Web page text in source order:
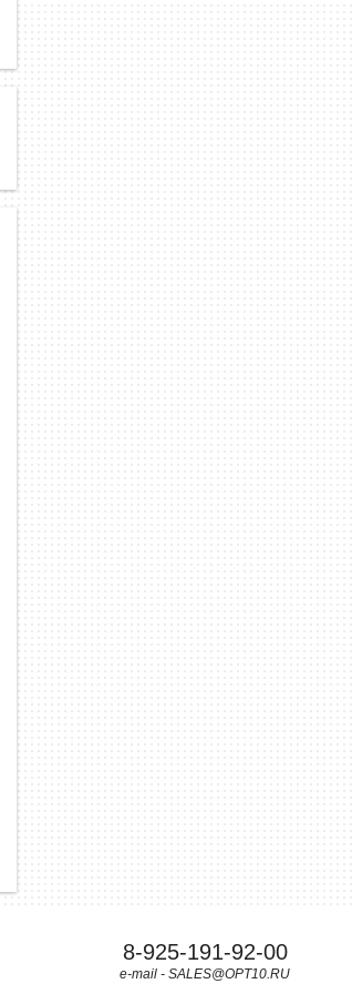
8-925-191-92-00
e-mail - SALES@OPT10.RU